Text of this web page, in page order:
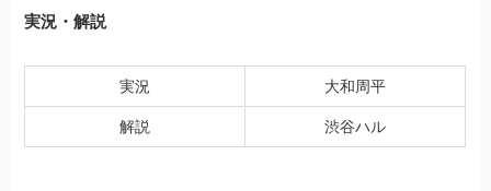
実況・解説
実況 大和周平
解説 渋谷ハル